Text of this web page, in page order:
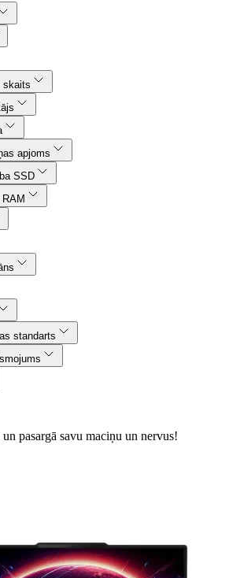
skaits
apjoms
SSD
standarts
pasargā savu maciņu un nervus!